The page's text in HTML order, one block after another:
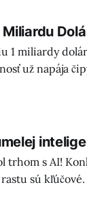
1 miliardy
už napája
aby
trhom s AI!
sú